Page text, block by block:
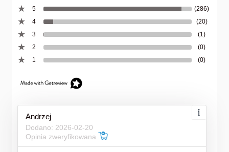
5
(286)
4
(20)
3
(1)
2
(0)
1
(0)
Andrzej
Dodano: 2026-02-20
Opinia zweryfikowana